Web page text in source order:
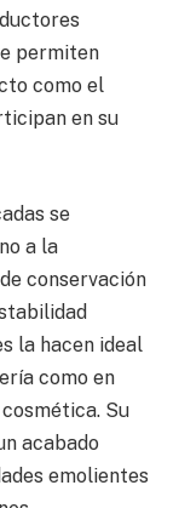
permiten
como el
en su
se
a la
conservación
la hacen ideal
como en
Su
acabado
emolientes